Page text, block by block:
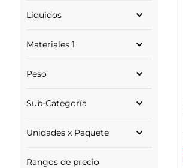
WD40
ARMORALL
Mostrar 8 más
ROJO
NARANJA
Liquidos
GALONES
Materiales 1
Peso
Sub-Categoría
Radiadores
Protectores
Unidades x Paquete
Rangos de precio